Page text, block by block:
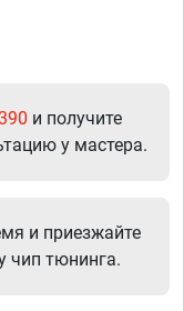
и получите
у мастера.
и приезжайте
чип тюнинга.